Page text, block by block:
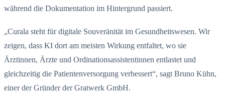
während die Dokumentation im Hintergrund passiert.
„Curala steht für digitale Souveränität im Gesundheitswesen. Wir
zeigen, dass KI dort am meisten Wirkung entfaltet, wo sie
Ärztinnen, Ärzte und Ordinationsassistentinnen entlastet und
gleichzeitig die Patientenversorgung verbessert“, sagt Bruno Kühn,
einer der Gründer der Gratwerk GmbH.